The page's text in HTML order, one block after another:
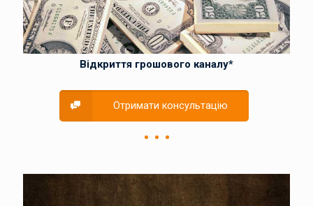
Відкриття грошового каналу*
Отримати консультацію